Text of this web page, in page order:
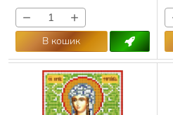
− +
В кошик